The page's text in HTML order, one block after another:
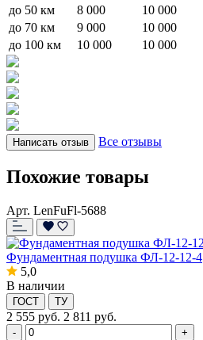
до 50 км
8 000 10 000
до 70 км
9 000 10 000
до 100 км
10 000 10 000
Написать отзыв Все отзывы
Похожие товары
Арт. LenFuFl-5688
Фундаментная подушка ФЛ-12-12-4
5,0
В наличии
ГОСТ ТУ
2 555 руб. 2 811 руб.
-
+